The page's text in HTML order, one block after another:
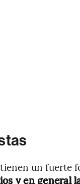
un fuerte
y en general